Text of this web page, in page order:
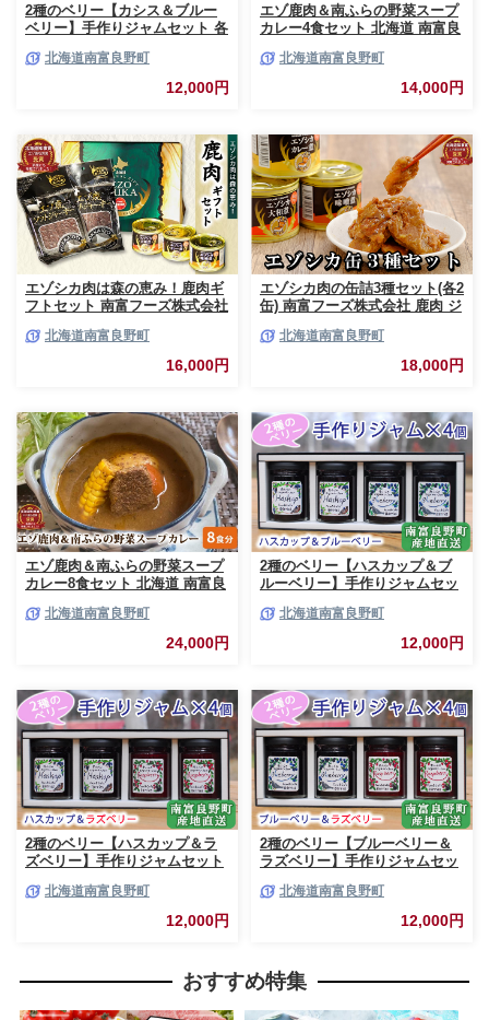
2種のベリー【カシス＆ブルー
ベリー】手作りジャムセット 各
ベリー カシス ブルーベリー ソ
ース 果実 てんさい糖 無農薬 甘
北海道南富良野町
12,000円
エゾ鹿肉＆南ふらの野菜スープ
カレー4食セット 北海道 南富良
スープカレー セット 詰合せ 加
北海道南富良野町
14,000円
エゾシカ肉は森の恵み！鹿肉ギ
フトセット 南富フーズ株式会社
北海道 南富良野町 エゾシカ 缶
詰 セット 詰合せ 贈り物 ギフト
北海道南富良野町
16,000円
エゾシカ肉の缶詰3種セット(各2
缶) 南富フーズ株式会社 鹿肉 ジ
南富良野町 エゾシカ 缶詰 セッ
ト 詰合せ 肉の加工品 おかず お
北海道南富良野町
18,000円
エゾ鹿肉＆南ふらの野菜スープ
カレー8食セット 北海道 南富良
スープカレー セット 詰合せ 加
北海道南富良野町
24,000円
2種のベリー【ハスカップ＆ブ
ルーベリー】手作りジャムセッ
ャム ベリー ハスカップ ブルー
北海道南富良野町
12,000円
2種のベリー【ハスカップ＆ラ
ズベリー】手作りジャムセット
ム ベリー ハスカップ ラズベリ
ー ソース カシス てんさい糖 無
農薬 ポリフェノール 鉄分 ビタ
北海道南富良野町
12,000円
2種のベリー【ブルーベリー＆
ラズベリー】手作りジャムセッ
ャム ベリー ブルーベリー ラズ
ベリー ソース カシス 果実 てん
北海道南富良野町
12,000円
おすすめ特集